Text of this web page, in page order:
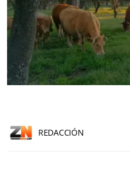
REDACCIÓN